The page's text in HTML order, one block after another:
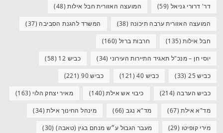
דר' דרורי גניאל (59) המועצה האזורית חבל אילות(48)
המועצה האזורית ערבה תיכונה (38) המשרד להגנת הסביבה (37)
חבל אילות(135) חרבות ברזל (160)
יוסי חן – מנכ"ל תאגיד התיירות העירוני (34) כביש 12 (58)
כביש 25 (33) כביש 40 (121) כביש 90 (221)
כביש הערבה (214) כיבוי אש אילת(140) מאיר יצחק הלוי (163)
מד"א אילת(67) מד"א נגב(66) מינהל החינוך אילת(34)
מירי קופיטו (29) מעבר הגבול ע״ש מנחם בגין (טאבה)(30)